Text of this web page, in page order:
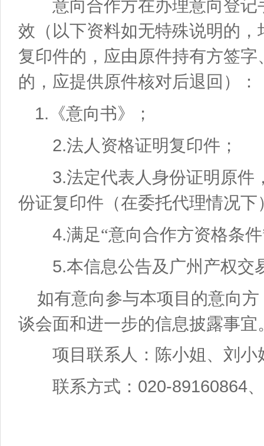
意向合作方在办理意向登记
效（以下资料如无特殊说明的
复印件的，应由原件持有方签
的，应提供原件核对后退回）：
1. 《意向书》；
2.法人资格证明复印件；
3.法定代表人身份证明原件
份证复印件（在委托代理情况下
4.满足“意向合作方资格条
5.本信息公告及广州产权交
如有意向参与本项目的意向方
谈会面和进一步的信息披露事宜
项目联系人：陈小姐、刘小
联系方式： 020-89160864、